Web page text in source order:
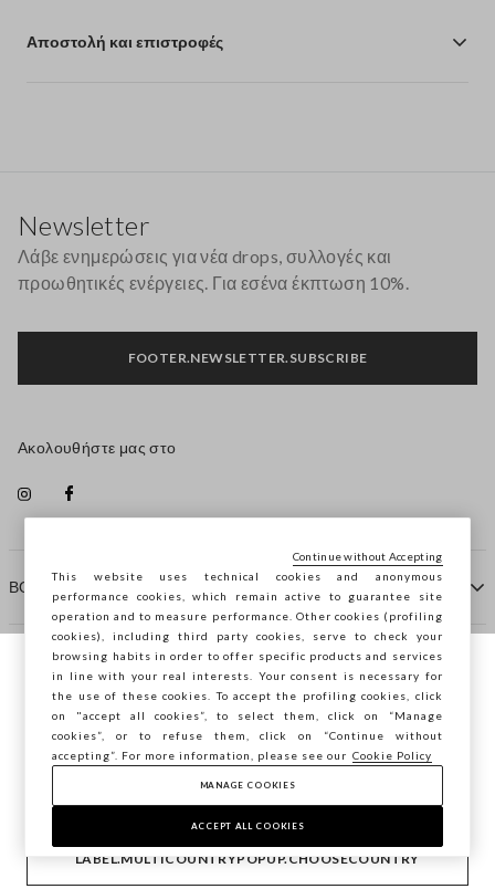
Αποστολή και επιστροφές
ΒΟΗΘΕΙΑ
ΠΡΑΚΤΟΡΕΙΟ
ΕΠΙΚΟΙΝΩΝΗΣΤΕ ΜΑΖΙ ΜΑΣ
Newsletter
Λάβε ενημερώσεις για νέα drops, συλλογές και
προωθητικές ενέργειες. Για εσένα έκπτωση 10%.
FOOTER.NEWSLETTER.SUBSCRIBE
Ακολουθήστε μας στο
Copyright © Ovs S.p.A. ΑΦΜ: 04240010274 - Εταιρικό
κεφάλαιο 290.923.470 -
Περιηγείστε στο STEFANEL Ελλάδας, θέλετε
να αποθηκεύσετε την τοποθεσία σας;
ΕΠΙΒΕΒΑΊΩΣΗ
LABEL.MULTICOUNTRYPOPUP.CHOOSECOUNTRY
footer.item.country Ελλάδα
This website uses technical cookies and anonymous
performance cookies, which remain active to guarantee site
operation and to measure performance. Other cookies (profiling
cookies), including third party cookies, serve to check your
browsing habits in order to offer specific products and services
in line with your real interests. Your consent is necessary for
the use of these cookies. To accept the profiling cookies, click
on "accept all cookies”, to select them, click on “Manage
cookies”, or to refuse them, click on “Continue without
accepting”. For more information, please see our Cookie Policy
MANAGE COOKIES
ACCEPT ALL COOKIES
Continue without Accepting